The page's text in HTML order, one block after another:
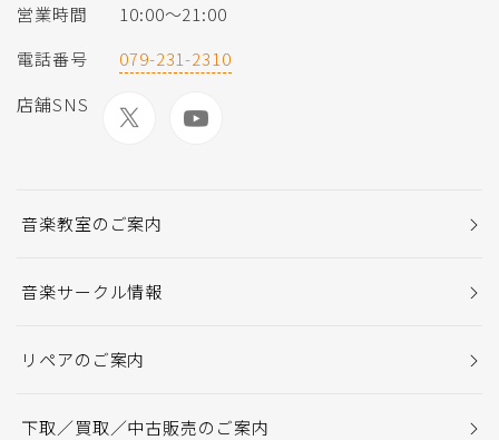
営業時間
10:00〜21:00
電話番号
079-231-2310
店舗SNS
音楽教室のご案内
音楽サークル情報
リペアのご案内
下取／買取／中古販売のご案内